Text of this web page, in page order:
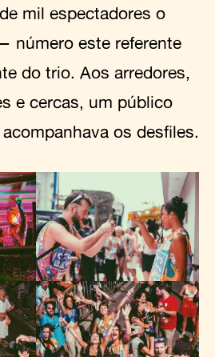
mil espectadores o
número este referente
do trio. Aos arredores,
e cercas, um público
os desfiles.